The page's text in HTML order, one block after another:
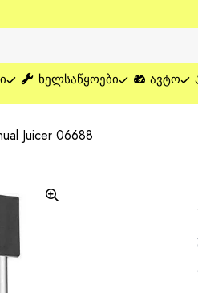
ᲮᲔᲚᲡᲐᲬᲧᲝᲔᲑᲘ ᲐᲕᲢᲝ
Juicer 06688